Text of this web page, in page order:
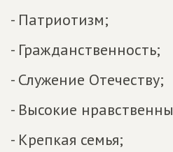
- Патриотизм;
- Гражданственность;
- Служение Отечеству;
- Высокие
- Крепкая семья;